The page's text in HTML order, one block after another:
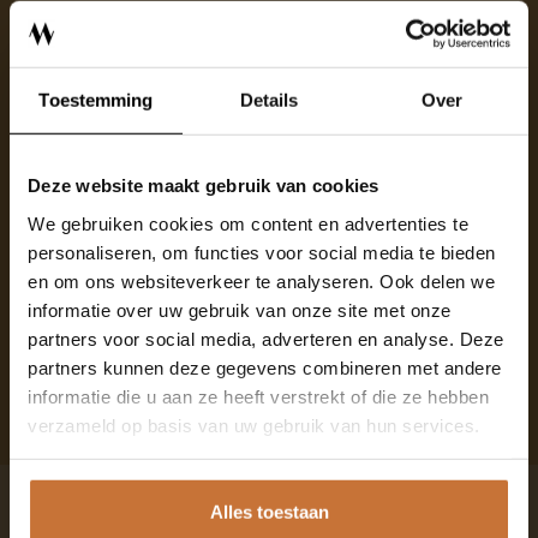
Toestemming Details Over
Deze website maakt gebruik van cookies
We gebruiken cookies om content en advertenties te
personaliseren, om functies voor social media te bieden
en om ons websiteverkeer te analyseren. Ook delen we
informatie over uw gebruik van onze site met onze
partners voor social media, adverteren en analyse. Deze
partners kunnen deze gegevens combineren met andere
informatie die u aan ze heeft verstrekt of die ze hebben
verzameld op basis van uw gebruik van hun services.
Alles toestaan
BINNENKIJKEN
OVER MEIJS
CONTACT
SHOWROOM
EIGENMEIJS
ONZE MERKEN
SHOP